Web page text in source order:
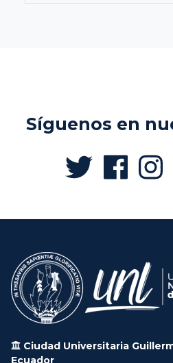
Síguenos en
Ciudad Universitaria
Ecuador